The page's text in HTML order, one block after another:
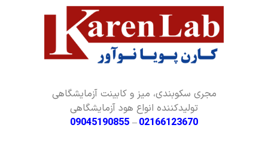
مجری سکوبندی، میز و کابینت آزمایشگاهی
تولیدکننده انواع هود آزمایشگاهی
02166123670
–
09045190855